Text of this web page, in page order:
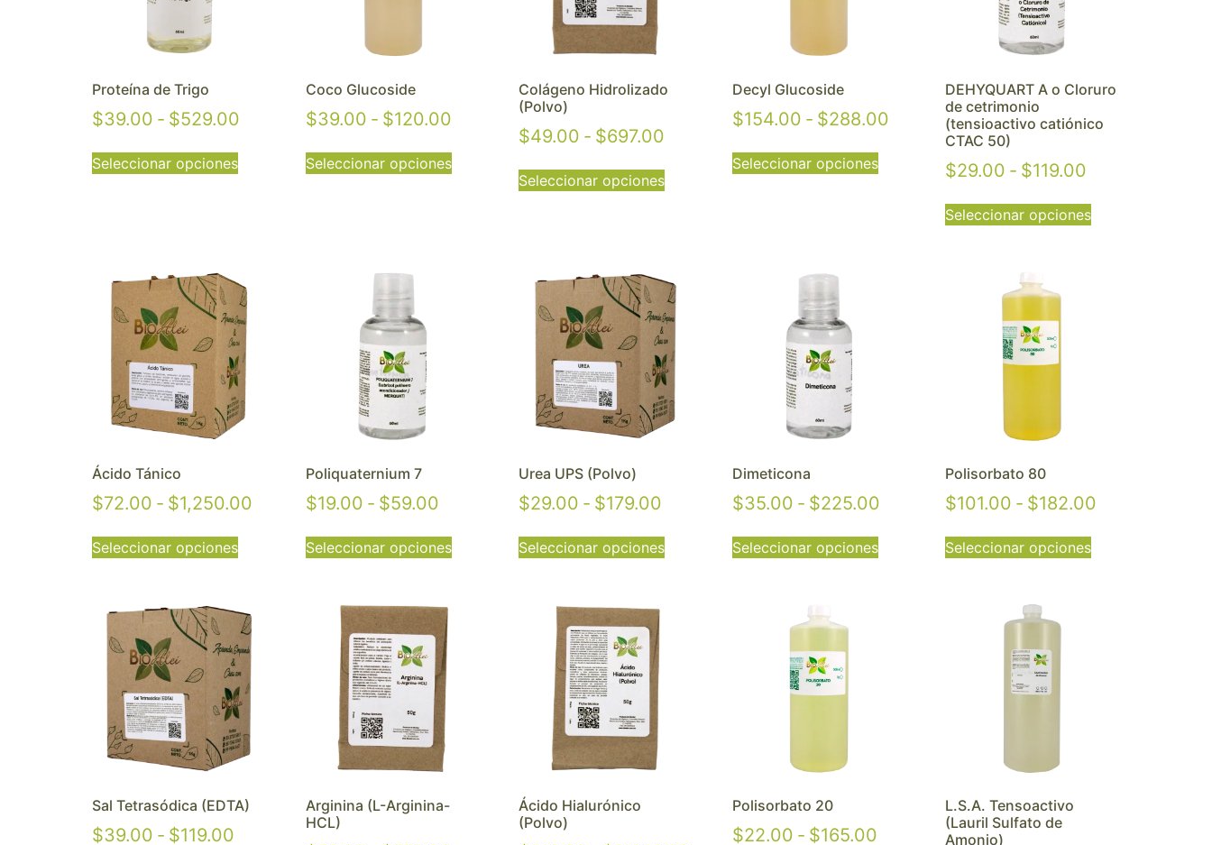
Proteína de Trigo
$39.00 - $529.00
Seleccionar opciones
Coco Glucoside
$39.00 - $120.00
Seleccionar opciones
Colágeno Hidrolizado
(Polvo)
$49.00 - $697.00
Seleccionar opciones
Decyl Glucoside
$154.00 - $288.00
Seleccionar opciones
DEHYQUART A o Cloruro
de cetrimonio
(tensioactivo catiónico
CTAC 50)
$29.00 - $119.00
Seleccionar opciones
Ácido Tánico
$72.00 - $1,250.00
Seleccionar opciones
Poliquaternium 7
$19.00 - $59.00
Seleccionar opciones
Urea UPS (Polvo)
$29.00 - $179.00
Seleccionar opciones
Dimeticona
$35.00 - $225.00
Seleccionar opciones
Polisorbato 80
$101.00 - $182.00
Seleccionar opciones
Sal Tetrasódica (EDTA)
$39.00 - $119.00
Arginina (L-Arginina-
HCL)
Ácido Hialurónico
(Polvo)
Polisorbato 20
$22.00 - $165.00
L.S.A. Tensoactivo
(Lauril Sulfato de
Amonio)